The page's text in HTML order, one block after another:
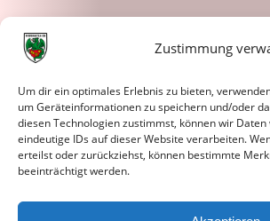
Zustimmung
Um dir ein optimales Erlebnis zu bieten,
um Geräteinformationen zu speichern und/oder
diesen Technologien zustimmst, können wir
eindeutige IDs auf dieser Website verarbeiten.
erteilst oder zurückziehst, können bestimmte
beeinträchtigt werden.